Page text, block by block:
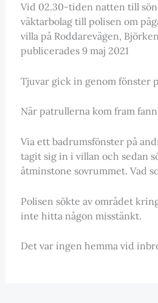
Vid 02.30-tiden natten till
väktarbolag till polisen om
villa på Roddarevägen,
publicerades 9 maj 2021
Tjuvar gick in genom fönster
När patrullerna kom fram
Via ett badrumsfönster på
tagit sig in i villan och sedan
åtminstone sovrummet. Vad
Polisen sökte av området
inte hitta någon misstänkt.
Det var ingen hemma vid